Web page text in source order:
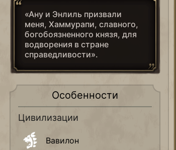
«Ану и Энлиль призвали
меня, Хаммурапи, славного,
богобоязненного князя, для
водворения в стране
справедливости».
Особенности
Цивилизации
Вавилон